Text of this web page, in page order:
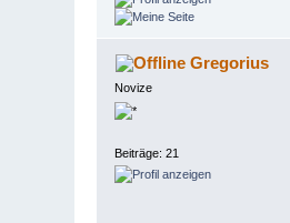
Gregorius
Novize
Beiträge: 21